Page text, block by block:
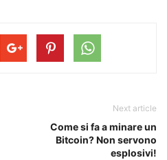
Next article
Come si fa a minare un
Bitcoin? Non servono
esplosivi!